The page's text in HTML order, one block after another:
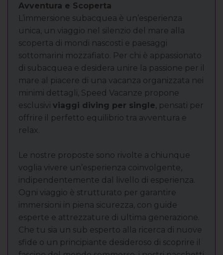
Avventura e Scoperta
L’immersione subacquea è un’esperienza
unica, un viaggio nel silenzio del mare alla
scoperta di mondi nascosti e paesaggi
sottomarini mozzafiato. Per chi è appassionato
di subacquea e desidera unire la passione per il
mare al piacere di una vacanza organizzata nei
minimi dettagli, Speed Vacanze propone
esclusivi viaggi diving per single, pensati per
offrire il perfetto equilibrio tra avventura e
relax.
Le nostre proposte sono rivolte a chiunque
voglia vivere un’esperienza coinvolgente,
indipendentemente dal livello di esperienza.
Ogni viaggio è strutturato per garantire
immersioni in piena sicurezza, con guide
esperte e attrezzature di ultima generazione.
Che tu sia un sub esperto alla ricerca di nuove
sfide o un principiante desideroso di scoprire il